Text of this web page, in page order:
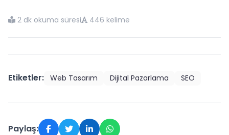
2 dk okuma süresi 446 kelime
Etiketler: Web Tasarım Dijital Pazarlama SEO
Paylaş: